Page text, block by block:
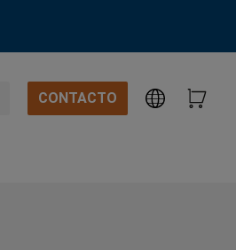
CONTACTO